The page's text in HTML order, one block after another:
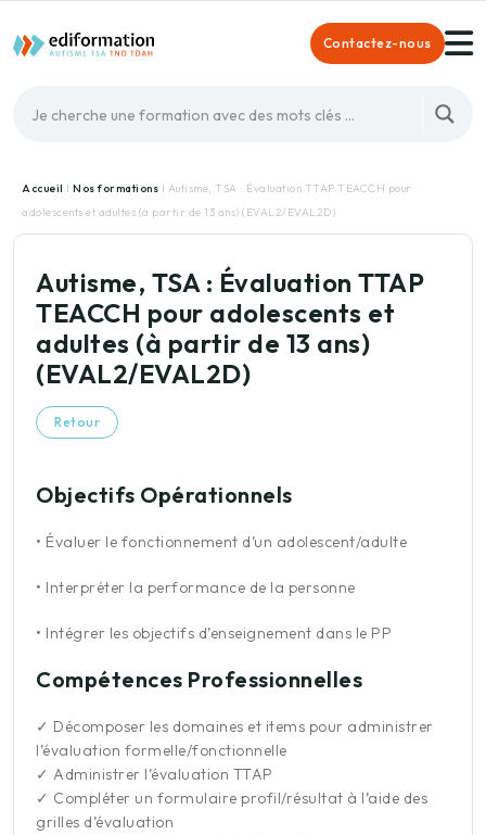
Contactez-nous
Accueil I Nos formations I Autisme, TSA : Évaluation TTAP TEACCH pour
adolescents et adultes (à partir de 13 ans) (EVAL2/EVAL2D)
Retour
Autisme, TSA : Évaluation TTAP
TEACCH pour adolescents et
adultes (à partir de 13 ans)
(EVAL2/EVAL2D)
Objectifs Opérationnels
• Évaluer le fonctionnement d’un adolescent/adulte
• Interpréter la performance de la personne
• Intégrer les objectifs d’enseignement dans le PP
Compétences Professionnelles
✓ Décomposer les domaines et items pour administrer
l’évaluation formelle/fonctionnelle
✓ Administrer l’évaluation TTAP
✓ Compléter un formulaire profil/résultat à l’aide des
grilles d’évaluation